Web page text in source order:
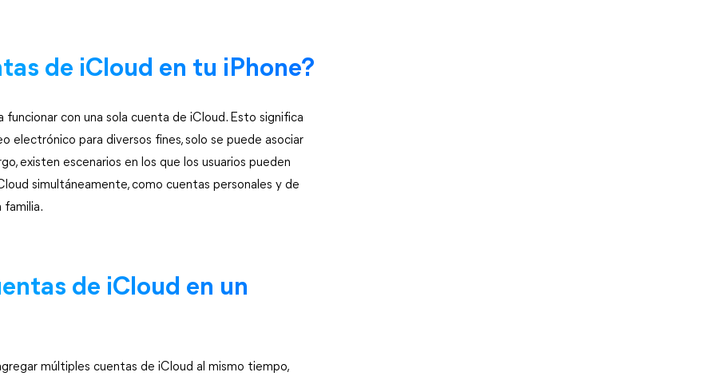
de iCloud en tu iPhone?
con una sola cuenta de iCloud. Esto significa
electrónico para diversos fines, solo se puede asociar
existen escenarios en los que los usuarios pueden
simultáneamente, como cuentas personales y de
familia.
de iCloud en un
múltiples cuentas de iCloud al mismo tiempo,